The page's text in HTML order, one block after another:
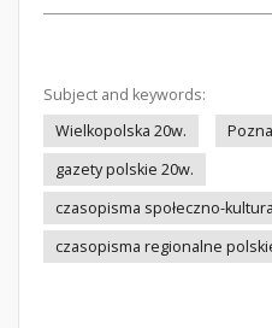
Subject and keywords:
Wielkopolska 20w.
gazety polskie 20w.
czasopisma społeczno-
czasopisma regionalne